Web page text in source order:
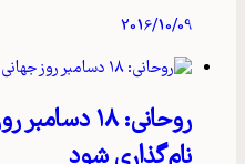
2016/10/09
روحانی: ۱۸